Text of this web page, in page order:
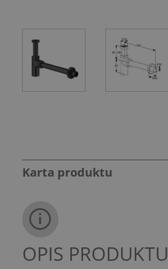
Karta produktu
OPIS PRODUKTU